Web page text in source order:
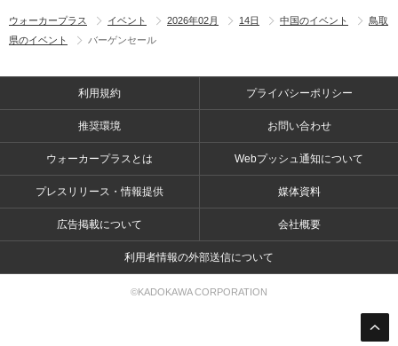
ウォーカープラス イベント 2026年02月 14日 中国のイベント
鳥取
県のイベント
バーゲンセール
利用規約 プライバシーポリシー
推奨環境 お問い合わせ
ウォーカープラスとは Webプッシュ通知について
プレスリリース・情報提供 媒体資料
広告掲載について 会社概要
利用者情報の外部送信について
©KADOKAWA CORPORATION